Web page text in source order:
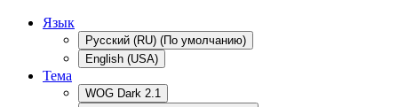
Язык
Русский (RU) (По умолчанию)
English (USA)
Тема
WOG Dark 2.1